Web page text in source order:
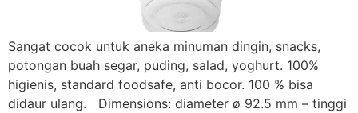
Sangat cocok untuk aneka minuman dingin, snacks,
potongan buah segar, puding, salad, yoghurt. 100%
higienis, standard foodsafe, anti bocor. 100 % bisa
didaur ulang. Dimensions: diameter ø 92.5 mm – tinggi